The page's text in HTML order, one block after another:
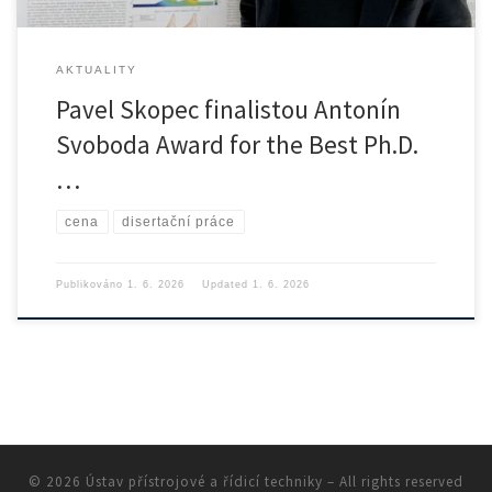
AKTUALITY
Pavel Skopec finalistou Antonín
Svoboda Award for the Best Ph.D.
…
cena disertační práce
Publikováno 1. 6. 2026 Updated 1. 6. 2026
© 2026 Ústav přístrojové a řídicí techniky – All rights reserved